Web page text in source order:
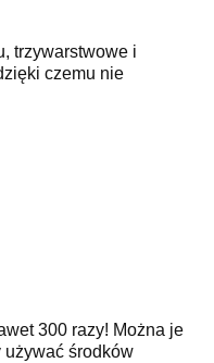
trzywarstwowe i
czemu nie
300 razy! Można je
używać środków